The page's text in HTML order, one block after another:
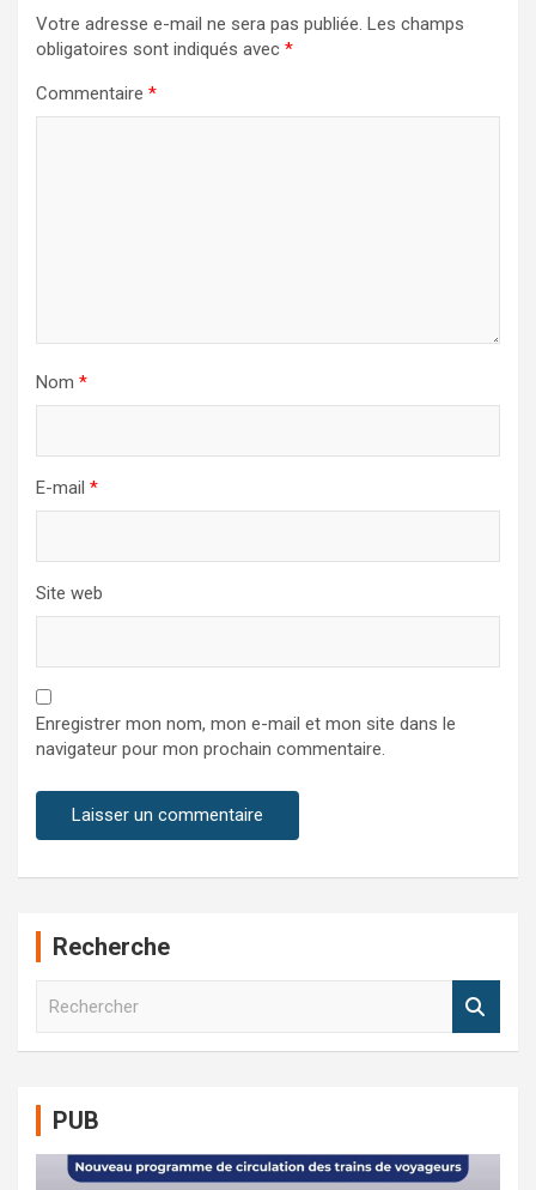
Votre adresse e-mail ne sera pas publiée. Les champs
obligatoires sont indiqués avec *
Commentaire *
Nom *
E-mail *
Site web
Enregistrer mon nom, mon e-mail et mon site dans le
navigateur pour mon prochain commentaire.
Recherche
PUB